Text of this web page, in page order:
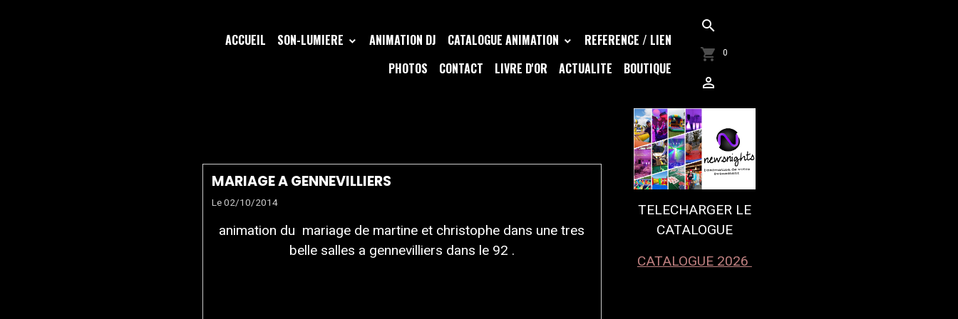
ACCUEIL SON-LUMIERE ANIMATION DJ CATALOGUE ANIMATION
REFERENCE / LIEN
PHOTOS
CONTACT LIVRE D'OR ACTUALITE BOUTIQUE
0
MARIAGE A GENNEVILLIERS
Le 02/10/2014
animation du mariage de martine et christophe dans une tres
belle salles a gennevilliers dans le 92 .
TELECHARGER LE
CATALOGUE
CATALOGUE 2026